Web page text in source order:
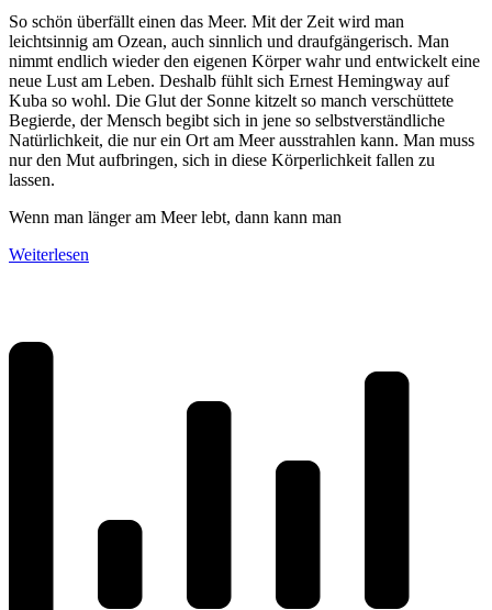
So schön überfällt einen das Meer. Mit der Zeit wird man
leichtsinnig am Ozean, auch sinnlich und draufgängerisch. Man
nimmt endlich wieder den eigenen Körper wahr und entwickelt eine
neue Lust am Leben. Deshalb fühlt sich Ernest Hemingway auf
Kuba so wohl. Die Glut der Sonne kitzelt so manch verschüttete
Begierde, der Mensch begibt sich in jene so selbstverständliche
Natürlichkeit, die nur ein Ort am Meer ausstrahlen kann. Man muss
nur den Mut aufbringen, sich in diese Körperlichkeit fallen zu
lassen.
Wenn man länger am Meer lebt, dann kann man
Weiterlesen